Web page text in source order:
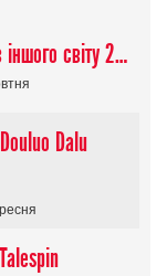
Кулінарія на багатті з іншого світу 2 сезон/ Tondemo Skill de Isekai Hourou
Dalu